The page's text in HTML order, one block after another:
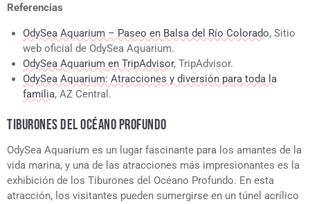
Referencias
OdySea Aquarium – Paseo en Balsa del Río Colorado, Sitio
web oficial de OdySea Aquarium.
OdySea Aquarium en TripAdvisor, TripAdvisor.
OdySea Aquarium: Atracciones y diversión para toda la
familia, AZ Central.
TIBURONES DEL OCÉANO PROFUNDO
OdySea Aquarium es un lugar fascinante para los amantes de la
vida marina, y una de las atracciones más impresionantes es la
exhibición de los Tiburones del Océano Profundo. En esta
atracción, los visitantes pueden sumergirse en un túnel acrílico